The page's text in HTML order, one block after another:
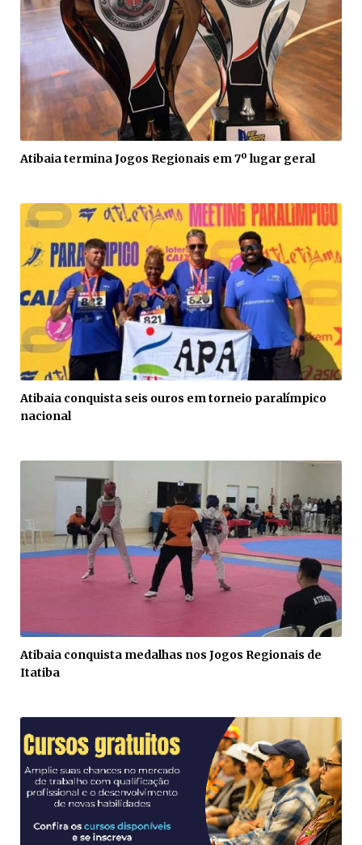
Atibaia termina Jogos Regionais em 7º lugar geral
Atibaia conquista seis ouros em torneio paralímpico
nacional
Atibaia conquista medalhas nos Jogos Regionais de
Itatiba